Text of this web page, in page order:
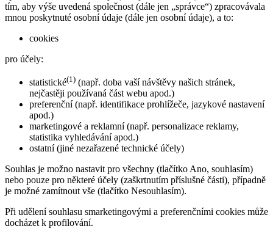
tím, aby výše uvedená společnost (dále jen „správce“) zpracovávala
mnou poskytnuté osobní údaje (dále jen osobní údaje), a to:
cookies
pro účely:
statistické(1) (např. doba vaší návštěvy našich stránek,
nejčastěji používaná část webu apod.)
preferenční (např. identifikace prohlížeče, jazykové nastavení
apod.)
marketingové a reklamní (např. personalizace reklamy,
statistika vyhledávání apod.)
ostatní (jiné nezařazené technické účely)
Souhlas je možno nastavit pro všechny (tlačítko Ano, souhlasím)
nebo pouze pro některé účely (zaškrtnutím příslušné části), případně
je možné zamítnout vše (tlačítko Nesouhlasím).
Při udělení souhlasu smarketingovými a preferenčními cookies může
docházet k profilování.